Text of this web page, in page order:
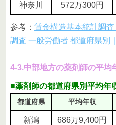
神奈川 572万300円
参考： 賃金構造基本統計調
調査 一般労働者 都道府県別
4-3.中部地方の薬剤師の平均
■薬剤師の都道府県別平均年
都道府県 平均年収
新潟 686万9,400円